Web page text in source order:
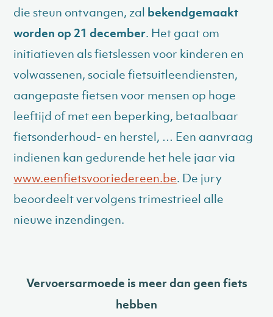
die steun ontvangen, zal bekendgemaakt
worden op 21 december. Het gaat om
initiatieven als fietslessen voor kinderen en
volwassenen, sociale fietsuitleendiensten,
aangepaste fietsen voor mensen op hoge
leeftijd of met een beperking, betaalbaar
fietsonderhoud- en herstel, … Een aanvraag
indienen kan gedurende het hele jaar via
www.eenfietsvooriedereen.be. De jury
beoordeelt vervolgens trimestrieel alle
nieuwe inzendingen.
Vervoersarmoede is meer dan geen fiets
hebben